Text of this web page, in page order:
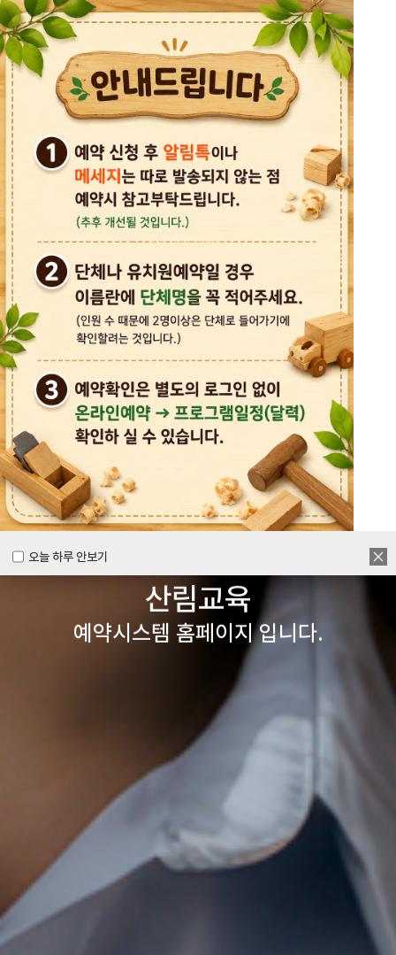
오늘 하루 안보기
오늘 하루 안보기
목공체험부터 숲체험 교육까지
다양한 경험을 할 수 있는
양주시
목재문화체험장&
산림교육
예약시스템 홈페이지 입니다.